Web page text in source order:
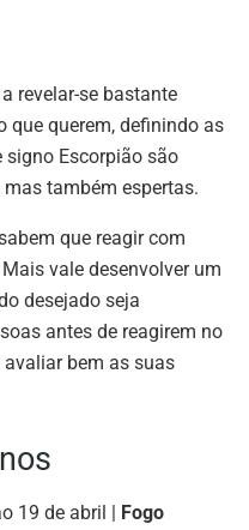
revelar-se bastante
que querem, definindo as
signo Escorpião são
também espertas.
que reagir com
vale desenvolver um
desejado seja
antes de reagirem no
bem as suas
19 de abril | Fogo